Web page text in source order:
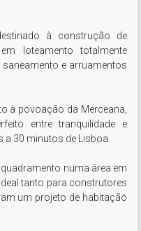
à construção de
loteamento totalmente
e arruamentos
à povoação da Merceana,
entre tranquilidade e
a 30 minutos de Lisboa.
numa área em
tanto para construtores
um projeto de habitação